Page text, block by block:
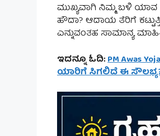
ಮುಖ್ಯವಾಗಿ ನಿಮ್ಮ ಬಳಿ
ಹೌದಾ? ಆದಾಯ ತೆರಿಗೆ
ಎನ್ನುವಂತಹ ಸಾಮಾನ್ಯ
ಇದನ್ನೂ ಓದಿ:PM Awas
ಯಾರಿಗೆ ಸಿಗಲಿದೆ ಈ